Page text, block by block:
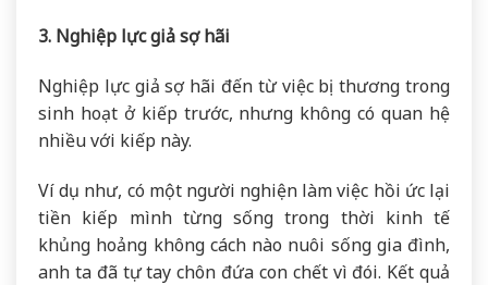
3. Nghiệp lực giả sợ hãi
Nghiệp lực giả sợ hãi đến từ việc bị thương trong
sinh hoạt ở kiếp trước, nhưng không có quan hệ
nhiều với kiếp này.
Ví dụ như, có một người nghiện làm việc hồi ức lại
tiền kiếp mình từng sống trong thời kinh tế
khủng hoảng không cách nào nuôi sống gia đình,
anh ta đã tự tay chôn đứa con chết vì đói. Kết quả